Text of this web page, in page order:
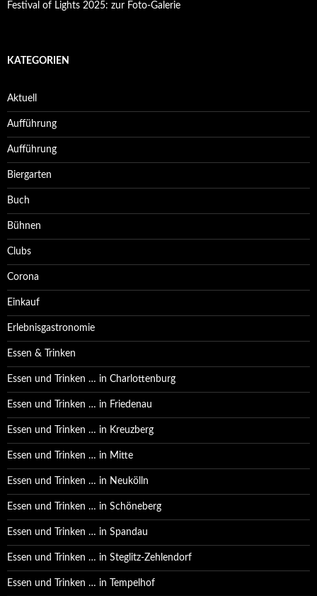
Festival of Lights 2025: zur Foto-Galerie
KATEGORIEN
Aktuell
Aufführung
Aufführung
Biergarten
Buch
Bühnen
Clubs
Corona
Einkauf
Erlebnisgastronomie
Essen & Trinken
Essen und Trinken … in Charlottenburg
Essen und Trinken … in Friedenau
Essen und Trinken … in Kreuzberg
Essen und Trinken … in Mitte
Essen und Trinken … in Neukölln
Essen und Trinken … in Schöneberg
Essen und Trinken … in Spandau
Essen und Trinken … in Steglitz-Zehlendorf
Essen und Trinken … in Tempelhof